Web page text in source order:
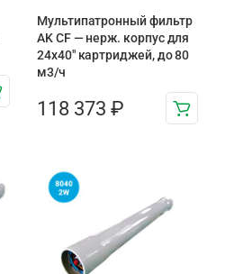
Мультипатронный фильтр
AK CF — нерж. корпус для
24х40″ картриджей, до 80
м3/ч
118 373 ₽